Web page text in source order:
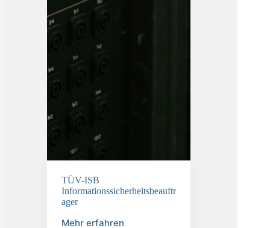
TÜV-ISB
Informationssicherheitsbeauftr